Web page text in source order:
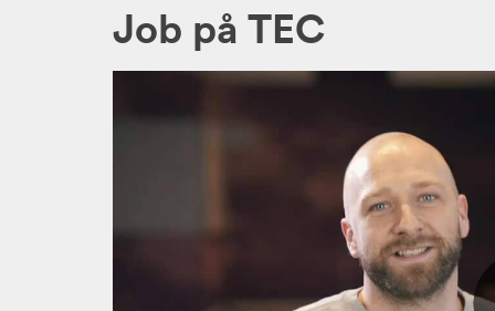
Job på TEC